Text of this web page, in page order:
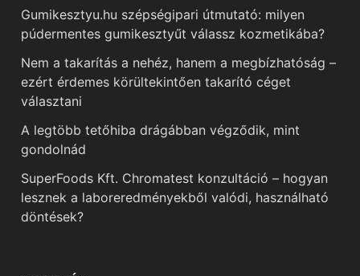
Gumikesztyu.hu szépségipari útmutató: milyen
púdermentes gumikesztyűt válassz kozmetikába?
Nem a takarítás a nehéz, hanem a megbízhatóság –
ezért érdemes körültekintően takarító céget
választani
A legtöbb tetőhiba drágábban végződik, mint
gondolnád
SuperFoods Kft. Chromatest konzultáció – hogyan
lesznek a laboreredményekből valódi, használható
döntések?